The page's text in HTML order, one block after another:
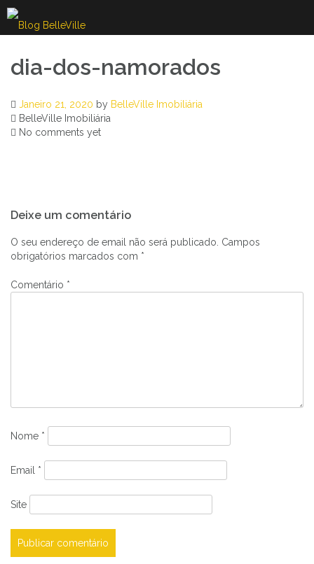
Skip
to
content
dia-dos-namorados
Janeiro 21, 2020 by BelleVille Imobiliária
BelleVille Imobiliária
No comments yet
de
artigos
Deixe um comentário
O seu endereço de email não será publicado. Campos
obrigatórios marcados com *
Comentário *
Nome *
Email *
Site